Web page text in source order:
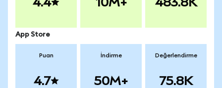
App Store
Puan
4.7
İndirme
50M+
Değerlendirme
75.8K